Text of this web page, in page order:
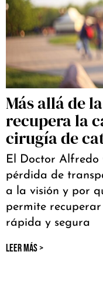
Más allá de
recupera la
cirugía de
El Doctor Alfredo
pérdida de
a la visión y por
permite
rápida y segura
LEER MÁS >